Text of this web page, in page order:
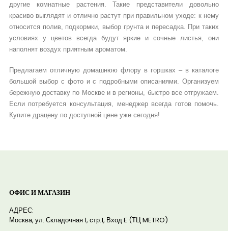
другие комнатные растения. Такие представители довольно
красиво выглядят и отлично растут при правильном уходе: к нему
относится полив, подкормки, выбор грунта и пересадка. При таких
условиях у цветов всегда будут яркие и сочные листья, они
наполнят воздух приятным ароматом.
Предлагаем отличную домашнюю флору в горшках – в каталоге
большой выбор с фото и с подробными описаниями. Организуем
бережную доставку по Москве и в регионы, быстро все отгружаем.
Если потребуется консультация, менеджер всегда готов помочь.
Купите драцену по доступной цене уже сегодня!
ОФИС И МАГАЗИН
АДРЕС:
Москва, ул. Складочная 1, стр.1, Вход E (ТЦ METRO)